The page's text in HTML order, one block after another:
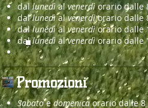
dallunedìalvenerdìorario
dallunedìalvenerdìorario
dallunedìalvenerdìorario dalle
dallunedìalvenerdìorario dalle
Promozioni
Sabatoedomenicaorario dalle